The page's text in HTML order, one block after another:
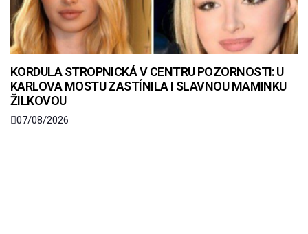
KORDULA STROPNICKÁ V CENTRU POZORNOSTI: U
KARLOVA MOSTU ZASTÍNILA I SLAVNOU MAMINKU
ŽILKOVOU
07/08/2026